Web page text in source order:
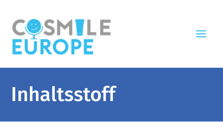
Inhaltsstoff